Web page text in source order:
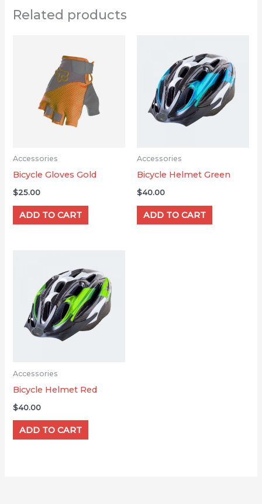
Related products
Accessories
Bicycle Gloves Gold
$25.00
ADD TO CART
Accessories
Bicycle Helmet Green
$40.00
ADD TO CART
Accessories
Bicycle Helmet Red
$40.00
ADD TO CART